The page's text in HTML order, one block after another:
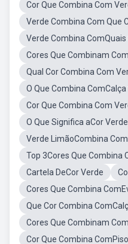
Cor Que Combina Com
Verde Combina Com Que
Verde Combina ComQuais
Cores Que Combinam
Qual Cor Combina Com
O Que Combina ComCalça
Cor Que Combina Com
O Que Significa aCor Verde
Verde LimãoCombina
Top 3Cores Que Combina
Cartela DeCor Verde
Cores Que Combina
Que Cor Combina
Cores Que Combinam
Cor Que Combina